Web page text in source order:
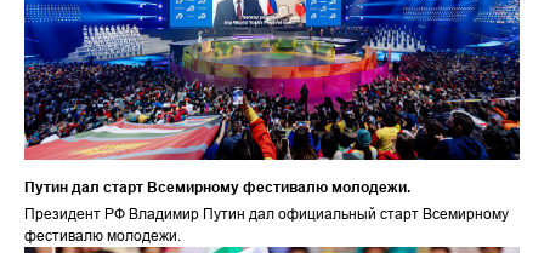
Путин дал старт Всемирному фестивалю молодежи.
Президент РФ Владимир Путин дал официальный старт Всемирному
фестивалю молодежи.